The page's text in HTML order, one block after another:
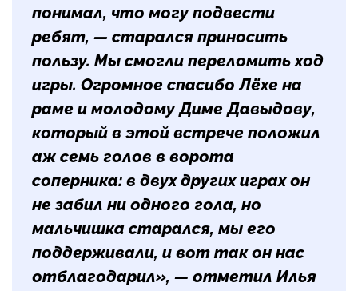
понимал, что могу подвести
ребят, — старался приносить
пользу. Мы смогли переломить ход
игры. Огромное спасибо Лёхе на
раме и молодому Диме Давыдову,
который в этой встрече положил
аж семь голов в ворота
соперника: в двух других играх он
не забил ни одного гола, но
мальчишка старался, мы его
поддерживали, и вот так он нас
отблагодарил», — отметил Илья